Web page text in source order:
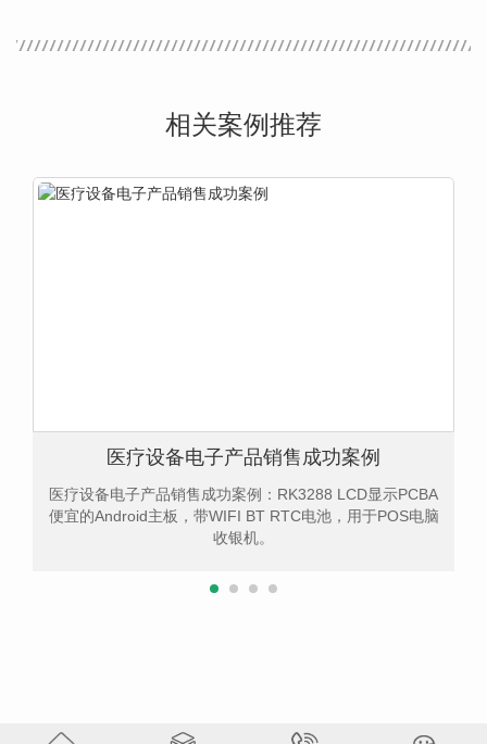
相关案例推荐
医疗设备电子产品销售成功案例
医疗设备电子产品销售成功案例：RK3288 LCD显示PCBA
便宜的Android主板，带WIFI BT RTC电池，用于POS电脑
收银机。